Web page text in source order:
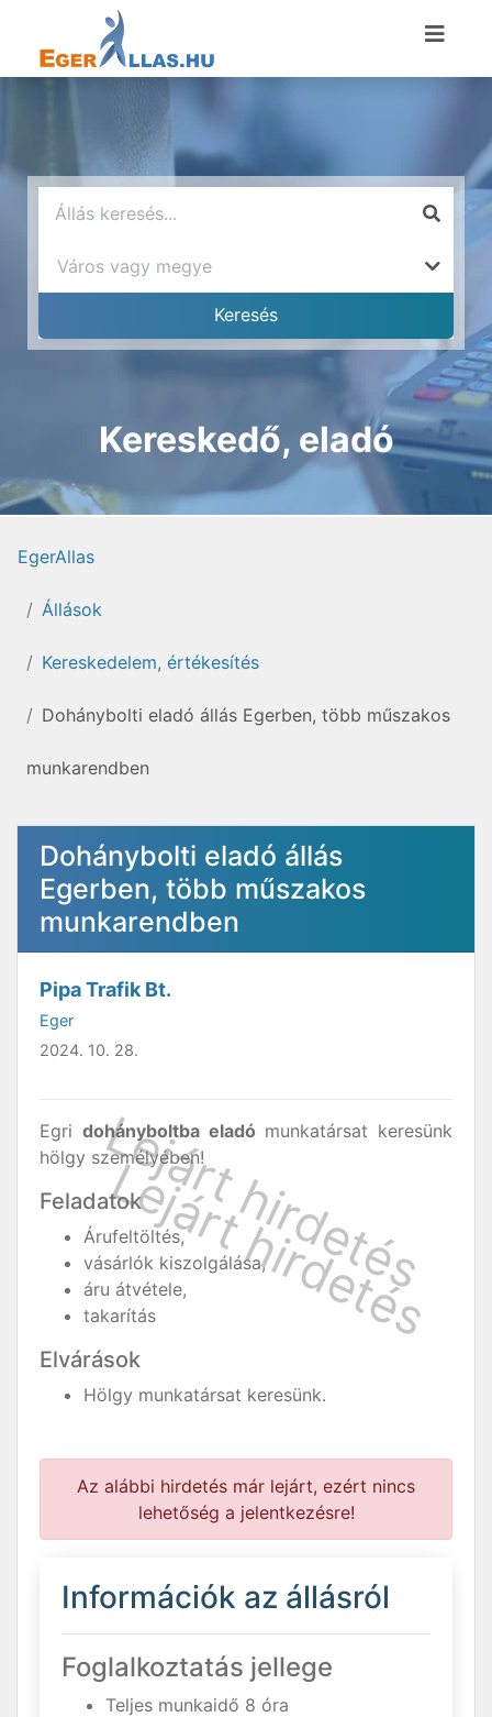
Kereskedő, eladó
EgerAllas
Állások
Kereskedelem, értékesítés
Dohánybolti eladó állás Egerben, több műszakos
munkarendben
Dohánybolti eladó állás
Egerben, több műszakos
munkarendben
Pipa Trafik Bt.
Eger
2024. 10. 28.
Egri dohányboltba eladó munkatársat keresünk
hölgy személyében!
Feladatok
Árufeltöltés,
vásárlók kiszolgálása,
áru átvétele,
takarítás
Elvárások
Hölgy munkatársat keresünk.
Az alábbi hirdetés már lejárt, ezért nincs
lehetőség a jelentkezésre!
Információk az állásról
Foglalkoztatás jellege
Teljes munkaidő 8 óra